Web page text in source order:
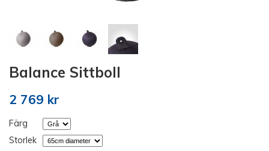
Balance Sittboll
2 769 kr
Färg
Storlek